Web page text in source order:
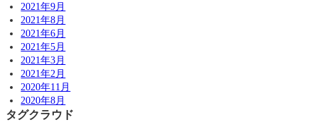
2021年9月
2021年8月
2021年6月
2021年5月
2021年3月
2021年2月
2020年11月
2020年8月
タグクラウド